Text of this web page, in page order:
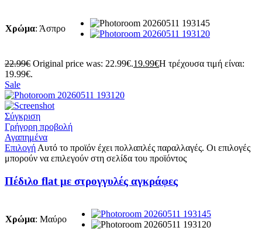
Χρώμα: Άσπρο
22.99€ Original price was: 22.99€.19.99€Η τρέχουσα τιμή είναι:
19.99€.
Sale
Σύγκριση
Γρήγορη προβολή
Αγαπημένα
Επιλογή Αυτό το προϊόν έχει πολλαπλές παραλλαγές. Οι επιλογές
μπορούν να επιλεγούν στη σελίδα του προϊόντος
Πέδιλο flat με στρογγυλές αγκράφες
Χρώμα: Μαύρο